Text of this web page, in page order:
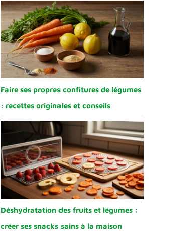
Faire ses propres confitures de légumes
: recettes originales et conseils
Déshydratation des fruits et légumes :
créer ses snacks sains à la maison